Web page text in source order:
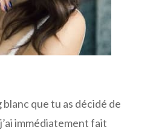
blanc que tu as décidé de
immédiatement fait